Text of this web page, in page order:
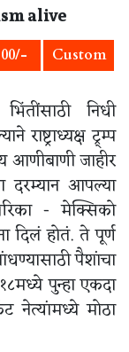
alive
Custom
निधी
ट्र्म्प
आणीबाणी जाहीर
दरम्यान आपल्या
- मेक्सिको
दिलं होतं. ते पूर्ण
पैशांचा
पुन्हा एकदा
नेत्यांमध्ये मोठा